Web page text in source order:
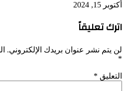
أكتوبر 15, 2024
اترك تعليقاً
لن يتم نشر عنوان بريدك الإلكتروني.
*
التعليق *